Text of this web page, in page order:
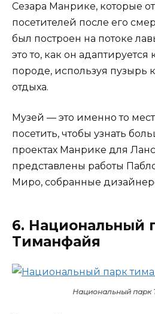
Сезара Манрике, которые
посетителей после его
был построен на потоке
это то, как он
породе, используя пузырь
отдыха.
Музей — это именно то
посетить, чтобы узнать
проектах Манрике для
представлены работы
Миро, собранные
6. Национальный
Тиманфайя
Национальный парк